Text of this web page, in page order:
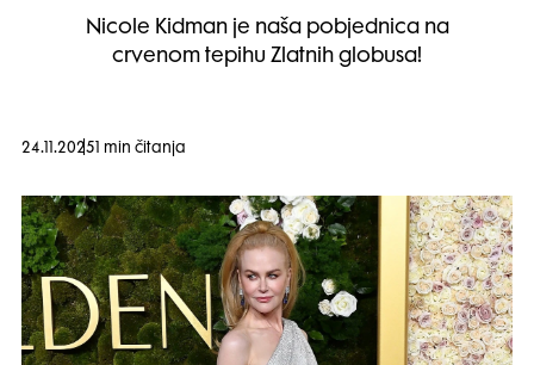
Nicole Kidman je naša pobjednica na
crvenom tepihu Zlatnih globusa!
24.11.2025 1 min čitanja